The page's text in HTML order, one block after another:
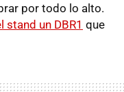
por todo lo alto.
stand un DBR1 que